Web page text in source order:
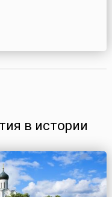
в истории